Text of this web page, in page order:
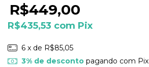
R$449,00
R$435,53 com Pix
6 x de R$85,05
3% de descontopagando com Pix